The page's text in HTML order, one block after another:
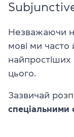
Незважаючи
мові ми часто
найпростіших
цього.
Зазвичай
спеціальними